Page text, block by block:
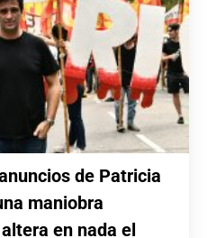
de Patricia
maniobra
en nada el